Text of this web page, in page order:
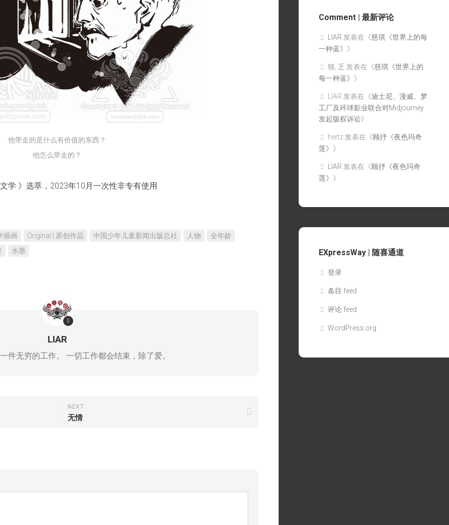
他带走的是什么有价值的东西？
他怎么带走的？
学·》选萃，2023年10月一次性非专有使用
插画 Original | 原创作品 中国少年儿童新闻出版总社 人物
全年龄
水墨
LIAR
件无穷的工作。 一切工作都会结束，除了爱。
NEXT
无情
Comment | 最新评论
LIAR 发表在《慈琪《世界上的每
一种蓝》 》
猫, 乏 发表在《慈琪《世界上的
每一种蓝》 》
LIAR 发表在《迪士尼、漫威、梦
工厂及环球影业联合对Midjourney
发起版权诉讼》
hertz 发表在《顾抒《夜色玛奇
莲》 》
LIAR 发表在《顾抒《夜色玛奇
莲》 》
EXpressWay | 随喜通道
登录
条目 feed
评论 feed
WordPress.org